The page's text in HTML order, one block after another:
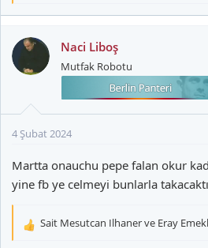
k
l
Naci Liboş
Mutfak Robotu
4 Şubat 2024
Martta onauchu pepe falan okur
yine fb ye celmeyi bunlarla
T
Sait Mesutcan Ilhanerve Eray